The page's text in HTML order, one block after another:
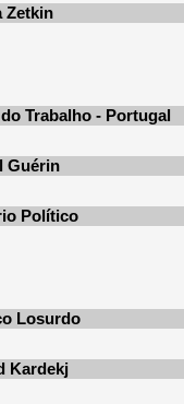
Zetkin
Trabalho - Portugal
Guérin
Político
Losurdo
Kardekj